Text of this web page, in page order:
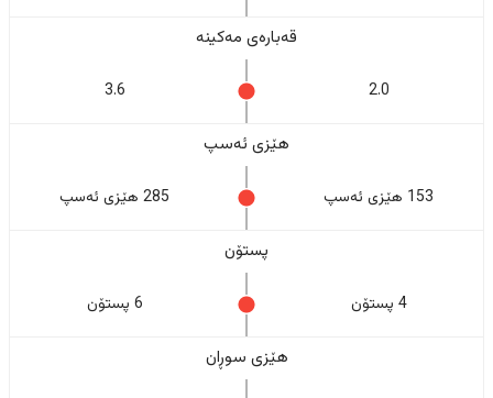
قەبارەی مەکینە
2.0
3.6
هێزی ئەسپ
153 هێزی ئەسپ 285 هێزی ئەسپ
پستۆن
4 پستۆن 6 پستۆن
هێزی سوڕان